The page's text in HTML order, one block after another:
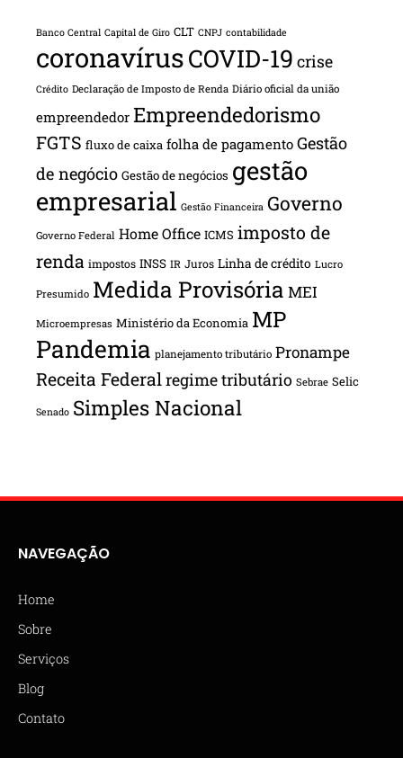
Banco Central Capital de Giro CLT CNPJ contabilidade
coronavírusCOVID-19 crise
Crédito Declaração de Imposto de Renda Diário oficial da união
empreendedor Empreendedorismo
FGTS fluxo de caixa folha de pagamento Gestão
de negócio Gestão de negócios gestão
empresarial Gestão Financeira Governo
Governo Federal Home Office ICMS imposto de
renda impostos INSS IR Juros Linha de crédito Lucro
Presumido Medida Provisória MEI
Microempresas Ministério da Economia MP
Pandemia planejamento tributário Pronampe
Receita Federalregime tributário Sebrae Selic
Senado Simples Nacional
NAVEGAÇÃO
Home
Sobre
Serviços
Blog
Contato